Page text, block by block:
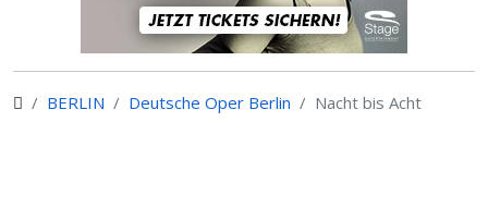
BERLIN Deutsche Oper Berlin Nacht bis Acht